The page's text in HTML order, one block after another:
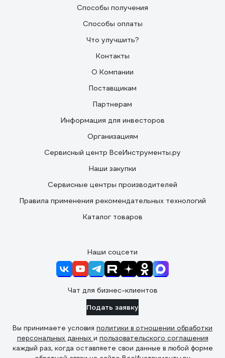
Способы получения
Способы оплаты
Что улучшить?
Контакты
О Компании
Поставщикам
Партнерам
Информация для инвесторов
Организациям
Сервисный центр ВсеИнструменты.ру
Наши закупки
Сервисные центры производителей
Правила применения рекомендательных технологий
Каталог товаров
Наши соцсети
Чат для бизнес-клиентов
Подать заявку
Вы принимаете условия политики в отношении обработки
персональных данных и пользовательского соглашения
каждый раз, когда оставляете свои данные в любой форме